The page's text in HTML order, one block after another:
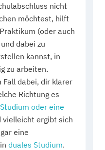
nicht
möchtest, hilft
(oder auch
dabei zu
kannst, in
zu arbeiten.
Fall dabei, dir klarer
Richtung es
Studium oder eine
vielleicht ergibt sich
eine
duales Studium.